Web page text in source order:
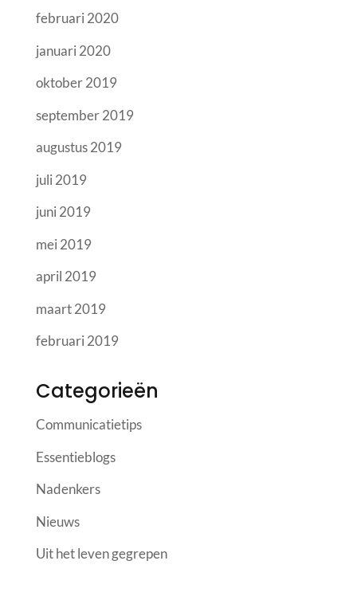
februari 2020
januari 2020
oktober 2019
september 2019
augustus 2019
juli 2019
juni 2019
mei 2019
april 2019
maart 2019
februari 2019
Categorieën
Communicatietips
Essentieblogs
Nadenkers
Nieuws
Uit het leven gegrepen